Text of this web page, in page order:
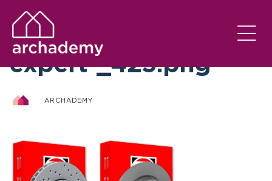
otto-zimmermann-
expert-_425.png
ARCHADEMY